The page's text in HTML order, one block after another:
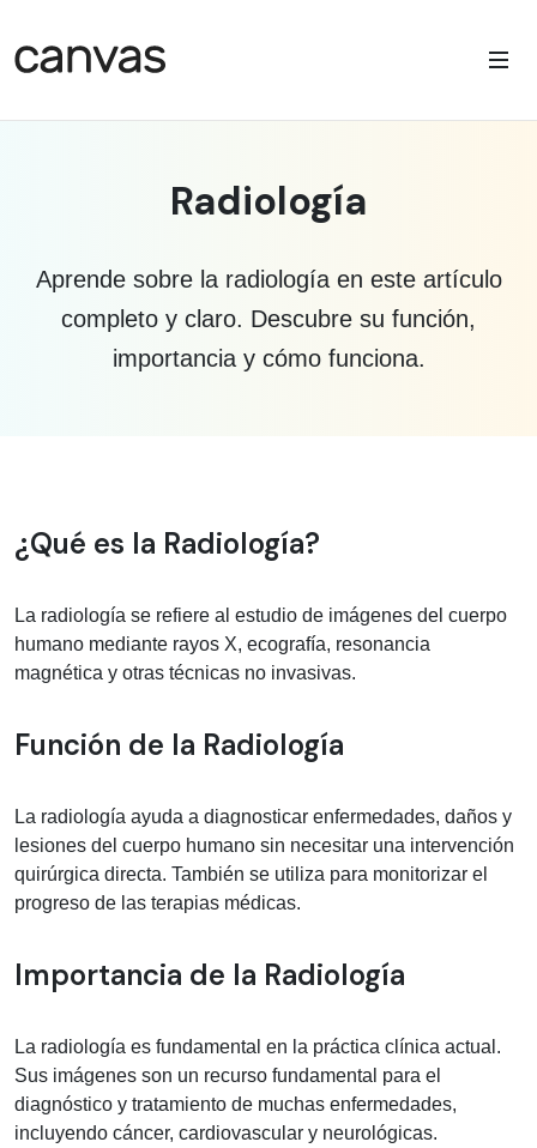
Radiología
Aprende sobre la radiología en este artículo
completo y claro. Descubre su función,
importancia y cómo funciona.
Información médica sobre Radiología
¿Qué es la Radiología?
La radiología se refiere al estudio de imágenes del cuerpo
humano mediante rayos X, ecografía, resonancia
magnética y otras técnicas no invasivas.
Función de la Radiología
La radiología ayuda a diagnosticar enfermedades, daños y
lesiones del cuerpo humano sin necesitar una intervención
quirúrgica directa. También se utiliza para monitorizar el
progreso de las terapias médicas.
Importancia de la Radiología
La radiología es fundamental en la práctica clínica actual.
Sus imágenes son un recurso fundamental para el
diagnóstico y tratamiento de muchas enfermedades,
incluyendo cáncer, cardiovascular y neurológicas.